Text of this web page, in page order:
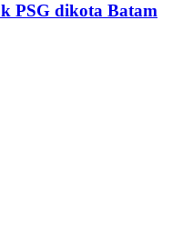
PSG dikota Batam